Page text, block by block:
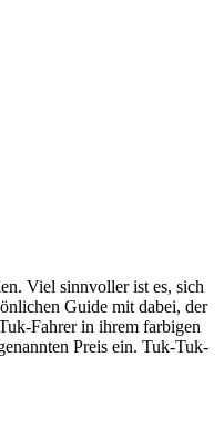
Viel sinnvoller ist es, sich
Guide mit dabei, der
Fahrer in ihrem farbigen
Preis ein. Tuk-Tuk-